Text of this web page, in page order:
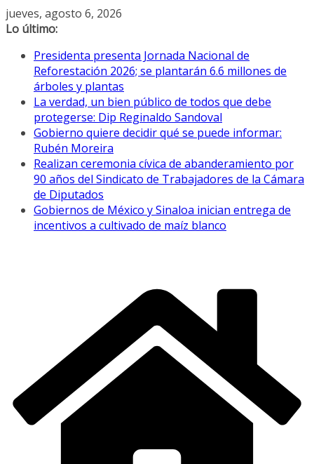
Saltar
al
jueves, agosto 6, 2026
Lo último:
Presidenta presenta Jornada Nacional de
Reforestación 2026; se plantarán 6.6 millones de
árboles y plantas
La verdad, un bien público de todos que debe
protegerse: Dip Reginaldo Sandoval
Gobierno quiere decidir qué se puede informar:
Rubén Moreira
Realizan ceremonia cívica de abanderamiento por
90 años del Sindicato de Trabajadores de la Cámara
de Diputados
Gobiernos de México y Sinaloa inician entrega de
incentivos a cultivado de maíz blanco